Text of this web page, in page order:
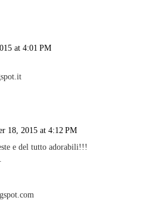
at 4:01 PM
18, 2015 at 4:12 PM
e del tutto adorabili!!!